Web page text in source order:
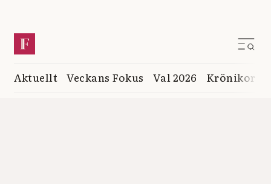
Aktuellt Veckans Fokus Val 2026 Krönikor